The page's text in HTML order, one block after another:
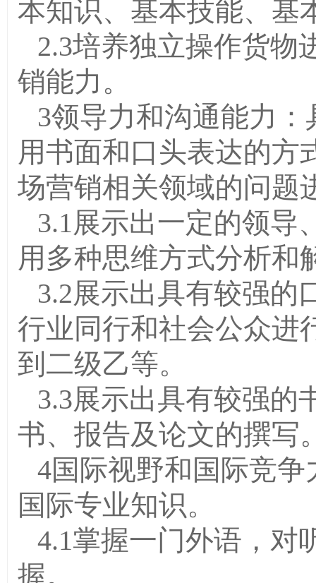
本知识、基本技能、基
2.3培养独立操作货物
销能力。
3领导力和沟通能力
用书面和口头表达的方
场营销相关领域的问题
3.1展示出一定的领导
用多种思维方式分析和
3.2展示出具有较强的
行业同行和社会公众进
到二级乙等。
3.3展示出具有较强的
书、报告及论文的撰写
4国际视野和国际竞
国际专业知识。
4.1掌握一门外语，对
握。